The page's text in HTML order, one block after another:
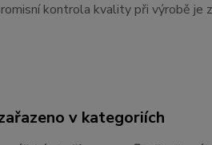
kontrola kvality při výrobě je
v kategoriích